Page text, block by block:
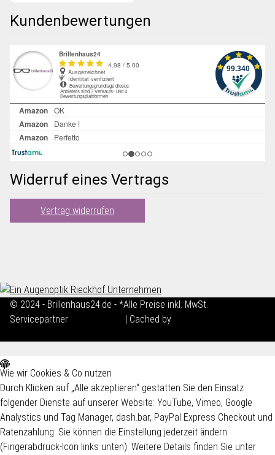
Kundenbewertungen
Widerruf eines Vertrags
Vertrag widerrufen
© 2024 - Brillenhaus24.de - *Alle Preise inkl. MwSt.
Servicepartner
| Cached by
Wie wir Cookies & Co nutzen
Durch Klicken auf „Alle akzeptieren“ gestatten Sie den Einsatz
folgender Dienste auf unserer Website: YouTube, Vimeo, Google
Analystics und Tag Manager, dash.bar, PayPal Express Checkout und
Ratenzahlung. Sie können die Einstellung jederzeit ändern
(Fingerabdruck-Icon links unten). Weitere Details finden Sie unter